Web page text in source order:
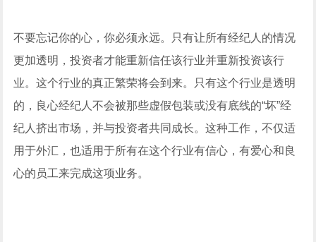
不要忘记你的心，你必须永远。只有让所有经纪人的情况
更加透明，投资者才能重新信任该行业并重新投资该行
业。这个行业的真正繁荣将会到来。只有这个行业是透明
的，良心经纪人不会被那些虚假包装或没有底线的“坏”经
纪人挤出市场，并与投资者共同成长。这种工作，不仅适
用于外汇，也适用于所有在这个行业有信心，有爱心和良
心的员工来完成这项业务。